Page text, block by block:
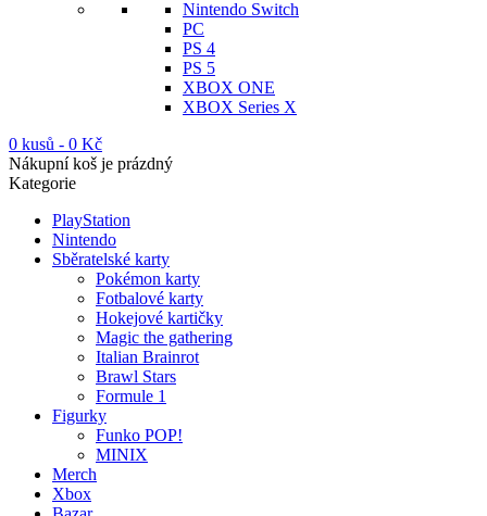
Nintendo Switch
PC
PS 4
PS 5
XBOX ONE
XBOX Series X
0 kusů - 0 Kč
Nákupní koš je prázdný
Kategorie
PlayStation
Nintendo
Sběratelské karty
Pokémon karty
Fotbalové karty
Hokejové kartičky
Magic the gathering
Italian Brainrot
Brawl Stars
Formule 1
Figurky
Funko POP!
MINIX
Merch
Xbox